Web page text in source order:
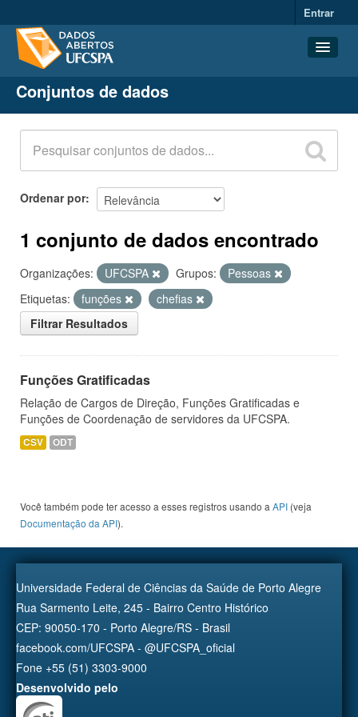
Entrar
Conjuntos de dados
Organizações
Grupos
Sobre
Conjuntos de dados
Ordenar por
1 conjunto de dados encontrado
Organizações: UFCSPA Grupos:
Pessoas
Etiquetas:
funções
chefias
Filtrar Resultados
Funções Gratificadas
Relação de Cargos de Direção, Funções Gratificadas e
Funções de Coordenação de servidores da UFCSPA.
CSV ODT
Você também pode ter acesso a esses registros usando a API (veja
Documentação da API).
Universidade Federal de Ciências da Saúde de Porto Alegre
Rua Sarmento Leite, 245 - Bairro Centro Histórico
CEP: 90050-170 - Porto Alegre/RS - Brasil
facebook.com/UFCSPA - @UFCSPA_oficial
Fone +55 (51) 3303-9000
Desenvolvido pelo